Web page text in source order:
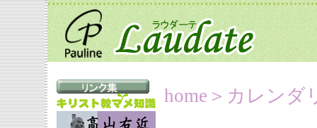
home ＞カレンダ